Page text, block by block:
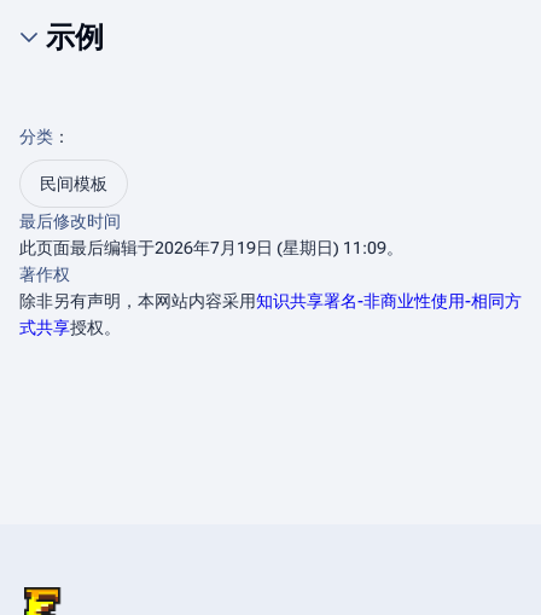
示例
分类 ：​
民间模板
最后修改时间
此页面最后编辑于2026年7月19日 (星期日) 11:09。
著作权
除非另有声明，本网站内容采用知识共享署名-非商业性使用-相同方
式共享授权。